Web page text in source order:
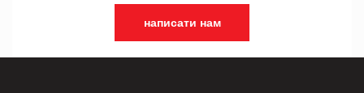
написати нам